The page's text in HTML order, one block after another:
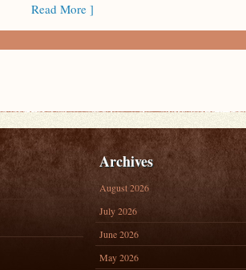
Read More ]
Archives
August 2026
July 2026
June 2026
May 2026